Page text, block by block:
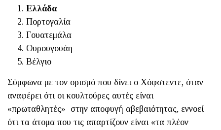
Ελλάδα
Πορτογαλία
Γουατεμάλα
Ουρουγουάη
Βέλγιο
Σύμφωνα με τον ορισμό που δίνει ο Χόφστεντε, όταν
αναφέρει ότι οι κουλτούρες αυτές είναι
«πρωταθλητές» στην αποφυγή αβεβαιότητας, εννοεί
ότι τα άτομα που τις απαρτίζουν είναι «τα πλέον